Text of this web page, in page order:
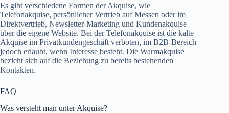
Es gibt verschiedene Formen der Akquise, wie
Telefonakquise, persönlicher Vertrieb auf Messen oder im
Direktvertrieb, Newsletter-Marketing und Kundenakquise
über die eigene Website. Bei der Telefonakquise ist die kalte
Akquise im Privatkundengeschäft verboten, im B2B-Bereich
jedoch erlaubt, wenn Interesse besteht. Die Warmakquise
bezieht sich auf die Beziehung zu bereits bestehenden
Kontakten.
FAQ
Was versteht man unter Akquise?